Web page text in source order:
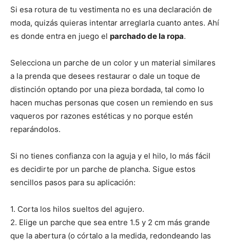
Si esa rotura de tu vestimenta no es una declaración de
moda, quizás quieras intentar arreglarla cuanto antes. Ahí
es donde entra en juego el parchado de la ropa.
Selecciona un parche de un color y un material similares
a la prenda que desees restaurar o dale un toque de
distinción optando por una pieza bordada, tal como lo
hacen muchas personas que cosen un remiendo en sus
vaqueros por razones estéticas y no porque estén
reparándolos.
Si no tienes confianza con la aguja y el hilo, lo más fácil
es decidirte por un parche de plancha. Sigue estos
sencillos pasos para su aplicación:
1. Corta los hilos sueltos del agujero.
2. Elige un parche que sea entre 1.5 y 2 cm más grande
que la abertura (o córtalo a la medida, redondeando las